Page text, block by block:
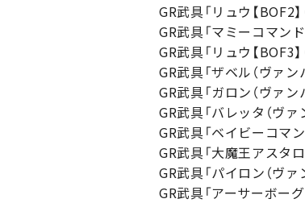
GR武具「リュウ【BOF2
GR武具「マミーコマン
GR武具「リュウ【BOF3
GR武具「ザベル（ヴァン
GR武具「ガロン（ヴァン
GR武具「バレッタ（ヴァ
GR武具「ベイビーコマ
GR武具「大魔王アスタロ
GR武具「パイロン（ヴァ
GR武具「アーサーボー